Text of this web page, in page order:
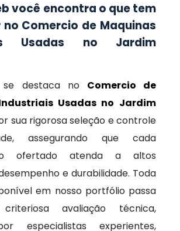
você encontra o que tem
Comercio de Maquinas
Usadas no Jardim
se destaca no Comercio de
Usadas no Jardim
sua rigorosa seleção e controle
assegurando que cada
ofertado atenda a altos
e durabilidade. Toda
em nosso portfólio passa
avaliação técnica,
especialistas experientes,